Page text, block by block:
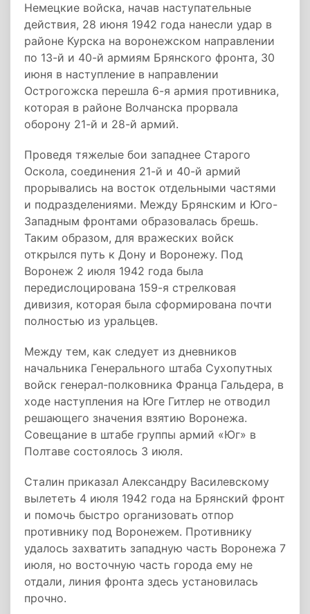
Немецкие войска, начав наступательные
действия, 28 июня 1942 года нанесли удар в
районе Курска на воронежском направлении
по 13-й и 40-й армиям Брянского фронта, 30
июня в наступление в направлении
Острогожска перешла 6-я армия противника,
которая в районе Волчанска прорвала
оборону 21-й и 28-й армий.
Проведя тяжелые бои западнее Старого
Оскола, соединения 21-й и 40-й армий
прорывались на восток отдельными частями
и подразделениями. Между Брянским и Юго-
Западным фронтами образовалась брешь.
Таким образом, для вражеских войск
открылся путь к Дону и Воронежу. Под
Воронеж 2 июля 1942 года была
передислоцирована 159-я стрелковая
дивизия, которая была сформирована почти
полностью из уральцев.
Между тем, как следует из дневников
начальника Генерального штаба Сухопутных
войск генерал-полковника Франца Гальдера, в
ходе наступления на Юге Гитлер не отводил
решающего значения взятию Воронежа.
Совещание в штабе группы армий «Юг» в
Полтаве состоялось 3 июля.
Сталин приказал Александру Василевскому
вылететь 4 июля 1942 года на Брянский фронт
и помочь быстро организовать отпор
противнику под Воронежем. Противнику
удалось захватить западную часть Воронежа 7
июля, но восточную часть города ему не
отдали, линия фронта здесь установилась
прочно.